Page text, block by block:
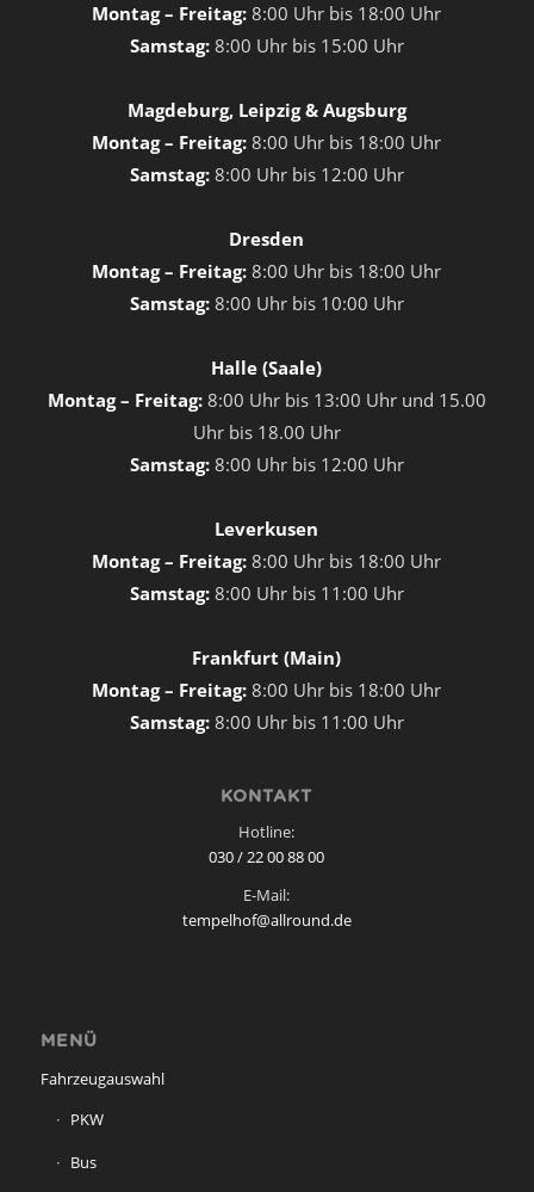
Montag – Freitag:8:00 Uhr bis 18:00 Uhr
Samstag: 8:00 Uhr bis 15:00 Uhr
Magdeburg, Leipzig & Augsburg
Montag – Freitag:8:00 Uhr bis 18:00 Uhr
Samstag: 8:00 Uhr bis 12:00 Uhr
Dresden
Montag – Freitag:8:00 Uhr bis 18:00 Uhr
Samstag: 8:00 Uhr bis 10:00 Uhr
Halle (Saale)
Montag – Freitag: 8:00 Uhr bis 13:00 Uhr und 15.00
Uhr bis 18.00 Uhr
Samstag: 8:00 Uhr bis 12:00 Uhr
Leverkusen
Montag – Freitag:8:00 Uhr bis 18:00 Uhr
Samstag: 8:00 Uhr bis 11:00 Uhr
Frankfurt (Main)
Montag – Freitag:8:00 Uhr bis 18:00 Uhr
Samstag: 8:00 Uhr bis 11:00 Uhr
KONTAKT
Hotline:
030 / 22 00 88 00
E-Mail:
tempelhof@allround.de
MENÜ
Fahrzeugauswahl
PKW
Bus